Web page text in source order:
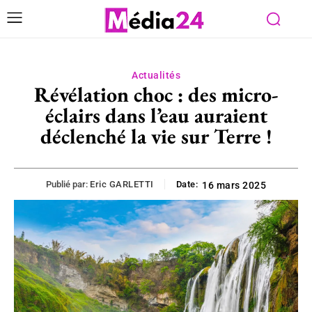
Actualités
Révélation choc : des micro-
éclairs dans l’eau auraient
déclenché la vie sur Terre !
Publié par: Eric GARLETTI Date: 16 mars 2025